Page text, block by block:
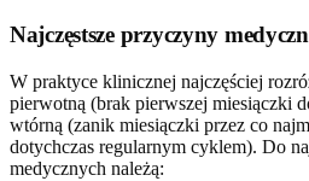
Najczęstsze przyczyny
W praktyce klinicznej najczęściej
pierwotną (brak pierwszej miesiączki
wtórną (zanik miesiączki przez co
dotychczas regularnym cyklem). Do
medycznych należą: